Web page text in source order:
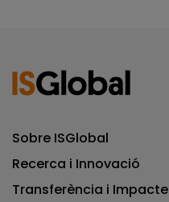
Sobre ISGlobal
Recerca i Innovació
Transferència i Impacte